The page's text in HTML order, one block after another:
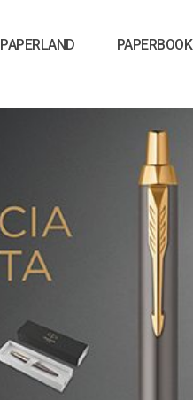
PAPERLAND PAPERBOOK